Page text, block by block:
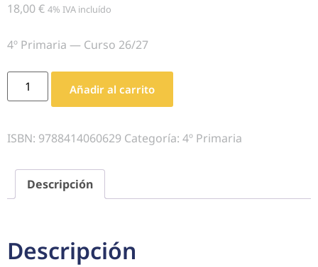
18,00€ 4% IVA incluído
4º Primaria — Curso 26/27
Añadir al carrito
ISBN: 9788414060629 Categoría: 4º Primaria
Descripción
Descripción